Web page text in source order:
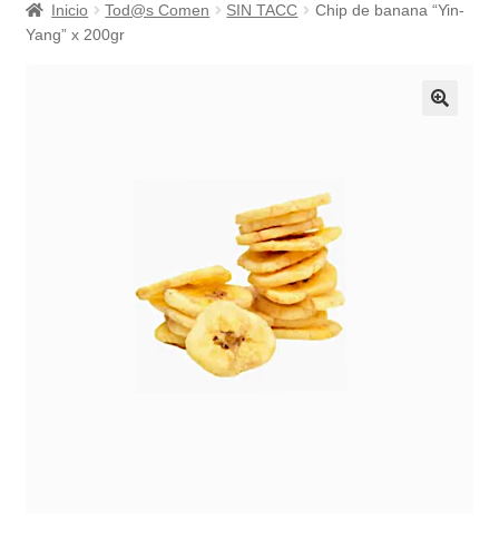
Fondo AC
Retirando en Roca Negra
Inicio Tod@s Comen SIN TACC
Chip de banana “Yin-
Yang” x 200gr